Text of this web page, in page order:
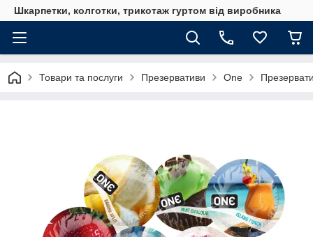
Шкарпетки, колготки, трикотаж гуртом від виробника
Товари та послуги Презервативи One